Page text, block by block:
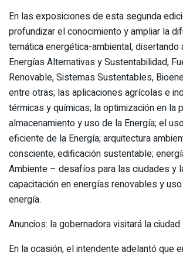
En las exposiciones de esta segunda
profundizar el conocimiento y ampliar la
temática energética-ambiental, disertando
Energías Alternativas y Sustentabilidad,
Renovable, Sistemas Sustentables,
entre otras; las aplicaciones agrícolas e
térmicas y químicas; la optimización en la
almacenamiento y uso de la Energía; el
eficiente de la Energía; arquitectura
consciente; edificación sustentable;
Ambiente – desafíos para las ciudades y
capacitación en energías renovables y
energía.
Anuncios: la gobernadora visitará la ciudad
En la ocasión, el intendente adelantó que